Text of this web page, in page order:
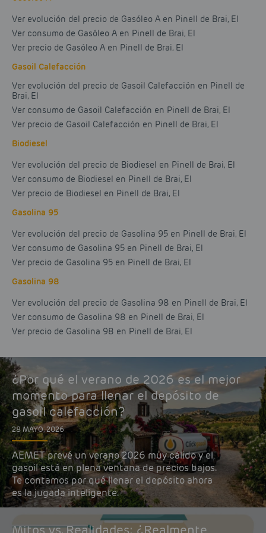
Ver evolución del precio de Gasóleo A en Pinell de Brai, El
Ver consumo de Gasóleo A en Pinell de Brai, El
Ver precio de Gasóleo A en Pinell de Brai, El
Gasoil Calefacción
Ver evolución del precio de Gasoil Calefacción en Pinell de
Brai, El
Ver consumo de Gasoil Calefacción en Pinell de Brai, El
Ver precio de Gasoil Calefacción en Pinell de Brai, El
Biodiesel
Ver evolución del precio de Biodiesel en Pinell de Brai, El
Ver consumo de Biodiesel en Pinell de Brai, El
Ver precio de Biodiesel en Pinell de Brai, El
Gasolina 95
Ver evolución del precio de Gasolina 95 en Pinell de Brai, El
Ver consumo de Gasolina 95 en Pinell de Brai, El
Ver precio de Gasolina 95 en Pinell de Brai, El
Gasolina 98
Ver evolución del precio de Gasolina 98 en Pinell de Brai, El
Ver consumo de Gasolina 98 en Pinell de Brai, El
Ver precio de Gasolina 98 en Pinell de Brai, El
¿Por qué el verano de 2026 es el mejor
momento para llenar el depósito de
gasoil calefacción?
28 MAYO, 2026
AEMET prevé un verano 2026 muy cálido y el
gasoil está en plena ventana de precios bajos.
Te contamos por qué llenar el depósito ahora
es la jugada inteligente.
Mitos vs. Realidades: ¿Realmente